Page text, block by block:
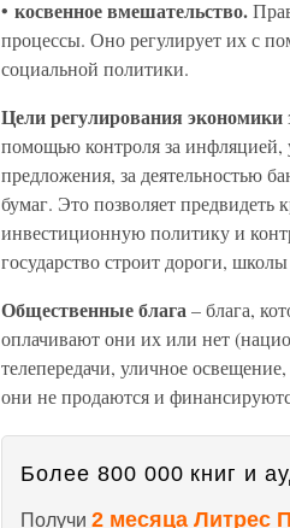
• косвенное вмешательство.
процессы. Оно регулирует их с
социальной политики.
Цели регулирования экономики
помощью контроля за инфляцией,
предложения, за деятельностью
бумаг. Это позволяет
инвестиционную политику и
государство строит дороги,
Общественные блага– блага,
оплачивают они их или нет
телепередачи, уличное
они не продаются и
Более 800 000 книг и
Получи 2 месяца Литрес